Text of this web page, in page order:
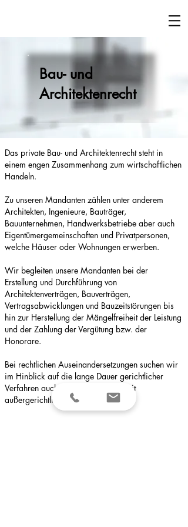
Bau- und
Architektenrecht
Das private Bau- und Architektenrecht steht in
einem engen Zusammenhang zum wirtschaftlichen
Handeln.
Zu unseren Mandanten zählen unter anderem
Architekten, Ingenieure, Bauträger,
Bauunternehmen, Handwerksbetriebe aber auch
Eigentümergemeinschaften und Privatpersonen,
welche Häuser oder Wohnungen erwerben.
Wir begleiten unsere Mandanten bei der
Erstellung und Durchführung von
Architektenverträgen, Bauverträgen,
Vertragsabwicklungen und Bauzeitstörungen bis
hin zur Herstellung der Mängelfreiheit der Leistung
und der Zahlung der Vergütung bzw. der
Honorare.
Bei rechtlichen Auseinandersetzungen suchen wir
im Hinblick auf die lange Dauer gerichtlicher
Verfahren auch nach der Möglichkeit
außergerichtlicher Lösungen.